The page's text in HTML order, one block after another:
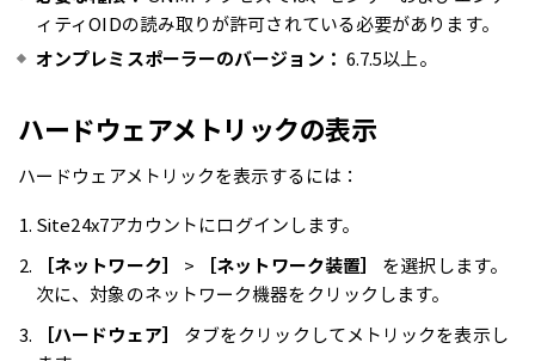
ィティOIDの読み取りが許可されている必要があります。
オンプレミスポーラーのバージョン： 6.7.5以上。
ハードウェアメトリックの表示
ハードウェアメトリックを表示するには：
Site24x7アカウントにログインします。
［ネットワーク］
> ［ネットワーク装置］
を選択します。
次に、対象のネットワーク機器をクリックします。
［ハードウェア］
タブをクリックしてメトリックを表示し